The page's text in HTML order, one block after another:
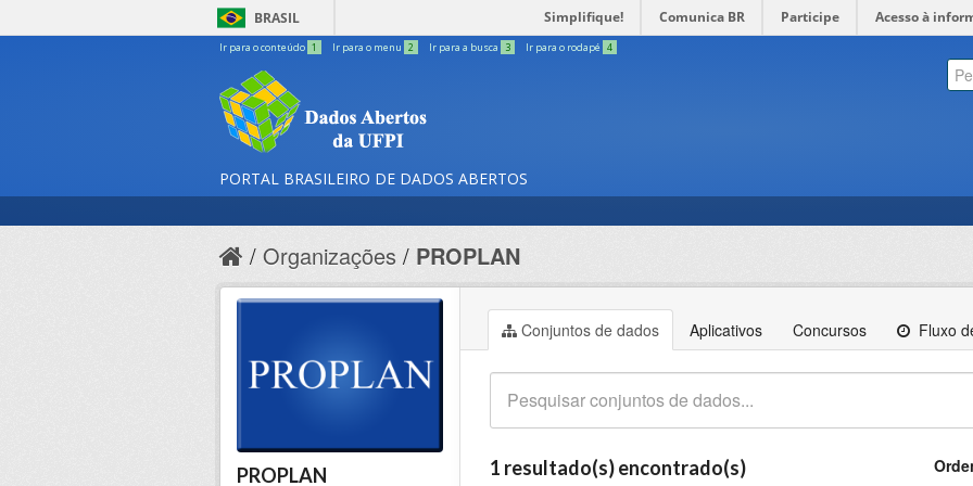
BRASIL Simplifique! Comunica BR Participe Acesso à
Ir para o conteúdo 1 Ir para o menu 2 Ir para a busca 3 Ir para o rodapé 4
PORTAL BRASILEIRO DE DADOS ABERTOS
Organizações PROPLAN
Conjuntos de dados Aplicativos Concursos Fluxo
1 resultado(s) encontrado(s)
PROPLAN